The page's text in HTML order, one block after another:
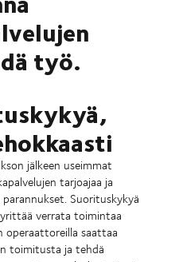
työ.
jälkeen useimmat
tarjoajaa ja
Suorituskykyä
verrata toimintaa
operaattoreilla saattaa
toimitusta ja tehdä